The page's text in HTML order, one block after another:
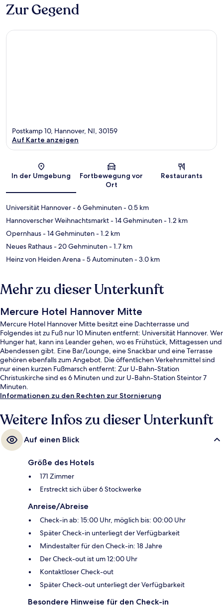
Zur Gegend
Karte
Postkamp 10, Hannover, NI, 30159
Auf Karte anzeigen
In der Umgebung
Fortbewegung vor
Ort
Restaurants
Universität Hannover- 6 Gehminuten- 0.5 km
Hannoverscher Weihnachtsmarkt- 14 Gehminuten- 1.2 km
Opernhaus- 14 Gehminuten- 1.2 km
Neues Rathaus- 20 Gehminuten- 1.7 km
Heinz von Heiden Arena- 5 Autominuten- 3.0 km
Mehr zu dieser Unterkunft
Mercure Hotel Hannover Mitte
Mercure Hotel Hannover Mitte besitzt eine Dachterrasse und
Folgendes ist zu Fuß nur 10 Minuten entfernt: Universität Hannover. Wer
Hunger hat, kann ins Leander gehen, wo es Frühstück, Mittagessen und
Abendessen gibt. Eine Bar/Lounge, eine Snackbar und eine Terrasse
gehören ebenfalls zum Angebot. Die öffentlichen Verkehrsmittel sind
nur einen kurzen Fußmarsch entfernt: Zur U-Bahn-Station
Christuskirche sind es 6 Minuten und zur U-Bahn-Station Steintor 7
Minuten.
Informationen zu den Rechten zur Stornierung
Weitere Infos zu dieser Unterkunft
Auf einen Blick
Größe des Hotels
171 Zimmer
Erstreckt sich über 6 Stockwerke
Anreise/Abreise
Check-in ab: 15:00 Uhr, möglich bis: 00:00 Uhr
Später Check-in unterliegt der Verfügbarkeit
Mindestalter für den Check-in: 18 Jahre
Der Check-out ist um 12:00 Uhr
Kontaktloser Check-out
Später Check-out unterliegt der Verfügbarkeit
Besondere Hinweise für den Check-in